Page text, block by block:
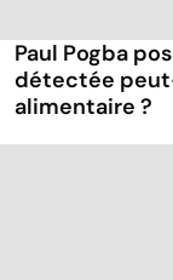
Paul Pogba
détectée
alimentaire ?